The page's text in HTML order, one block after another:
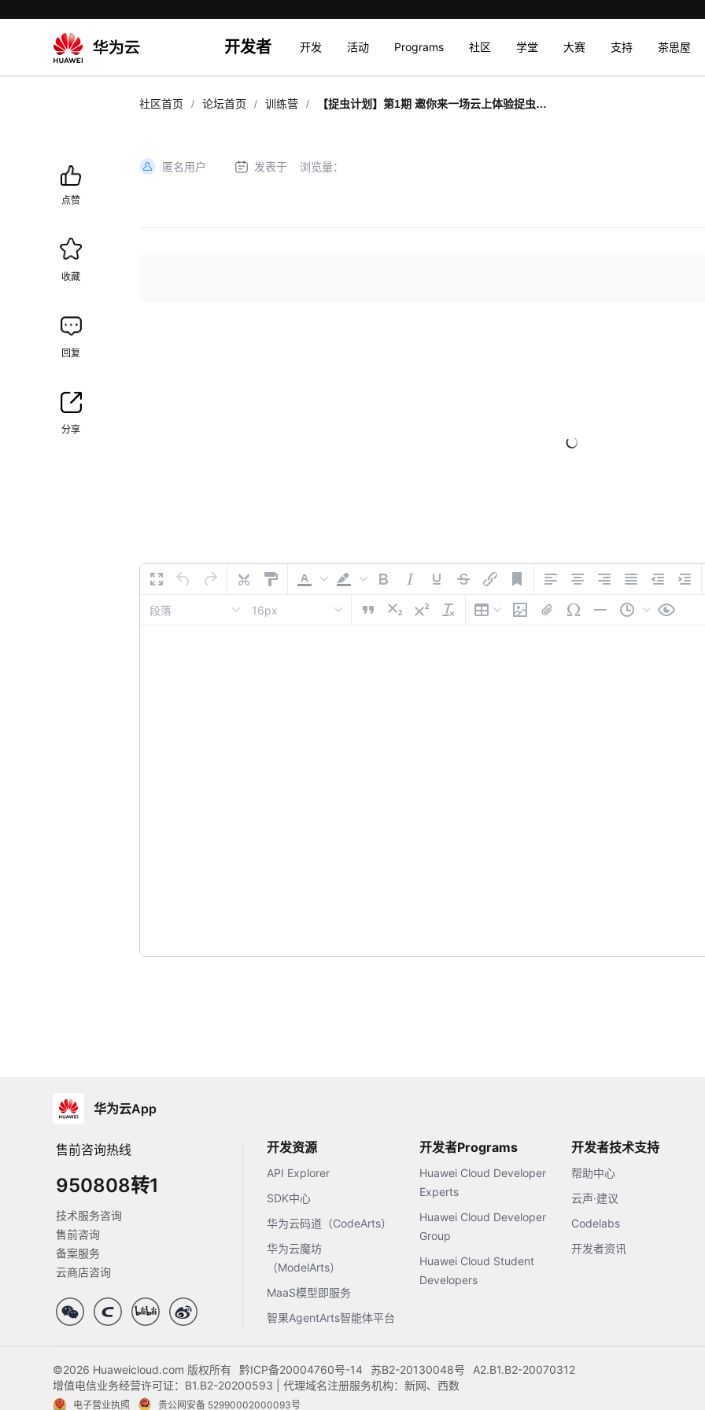
开发者 开发 活动 Programs 社区 学堂 大赛 支持 茶思屋
社区首页 / 论坛首页 / 训练营 /
【捉虫计划】第1期 邀你来一场云上体验捉虫行
点赞
收藏
回复
分享
匿名用户 发表于 浏览量：
段落 16px
华为云App
售前咨询热线
950808转1
技术服务咨询
售前咨询
备案服务
云商店咨询
开发资源
API Explorer
SDK中心
华为云码道（CodeArts）
华为云魔坊
（ModelArts）
MaaS模型即服务
智果AgentArts智能体平台
开发者Programs
Huawei Cloud Developer
Experts
Huawei Cloud Developer
Group
Huawei Cloud Student
Developers
开发者技术支持
帮助中心
云声·建议
Codelabs
开发者资讯
©2026 Huaweicloud.com 版权所有 黔ICP备20004760号-14 苏B2-20130048号
A2.B1.B2-20070312
增值电信业务经营许可证：B1.B2-20200593 | 代理域名注册服务机构：新网、西数
电子营业执照 贵公网安备 52990002000093号